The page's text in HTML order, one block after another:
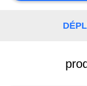
CITATION